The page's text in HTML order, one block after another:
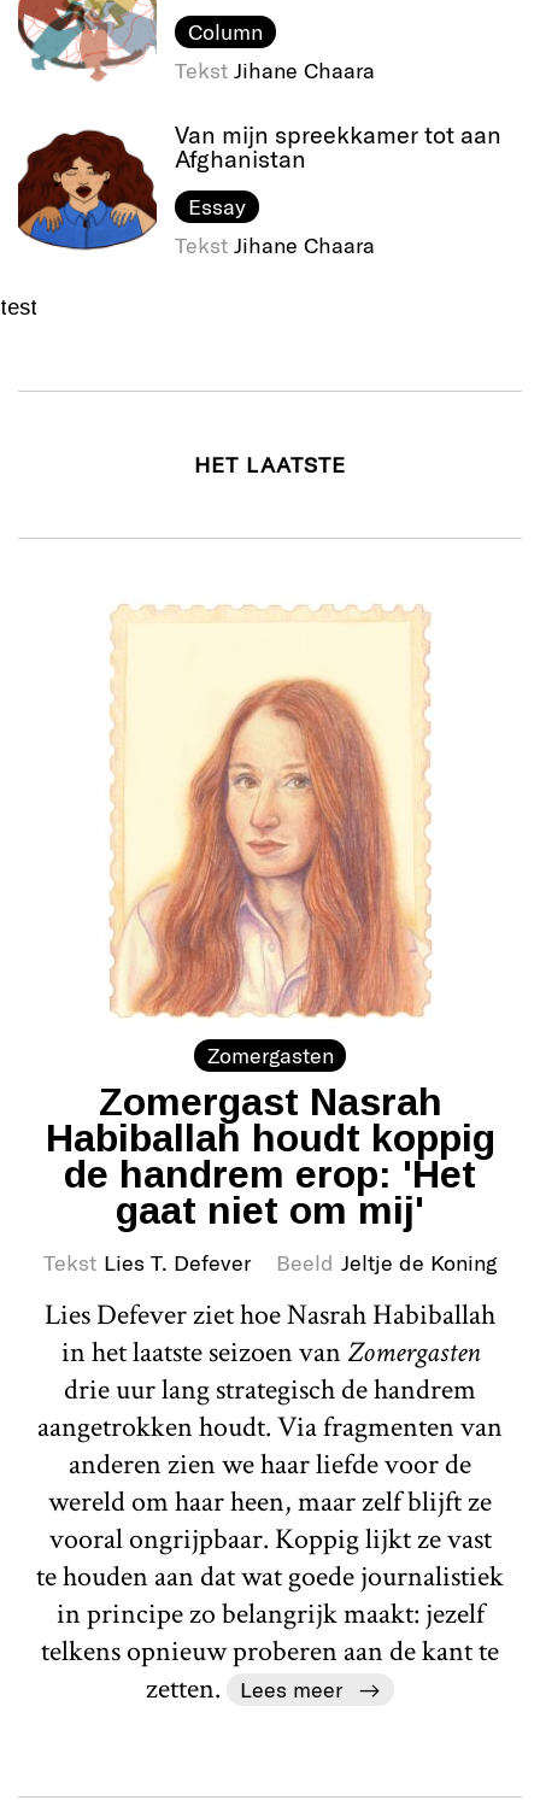
Column
Tekst Jihane Chaara
Van mijn spreekkamer tot aan
Afghanistan
Essay
Tekst Jihane Chaara
test
HET LAATSTE
Zomergasten
Zomergast Nasrah
Habiballah houdt koppig
de handrem erop: 'Het
gaat niet om mij'
Tekst Lies T. Defever Beeld Jeltje de Koning
Lies Defever ziet hoe Nasrah Habiballah
in het laatste seizoen vanZomergasten
drie uur lang strategisch de handrem
aangetrokken houdt. Via fragmenten van
anderen zien we haar liefde voor de
wereld om haar heen, maar zelf blijft ze
vooral ongrijpbaar. Koppig lijkt ze vast
te houden aan dat wat goede journalistiek
in principe zo belangrijk maakt: jezelf
telkens opnieuw proberen aan de kant te
zetten.
Lees meer